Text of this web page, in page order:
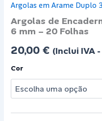
Argolas em Arame Duplo
Argolas de
6 mm – 20 Folhas
20,00€ (Inclui IVA -
Cor